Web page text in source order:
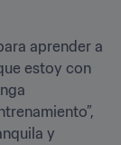
aprender a
estoy con
y